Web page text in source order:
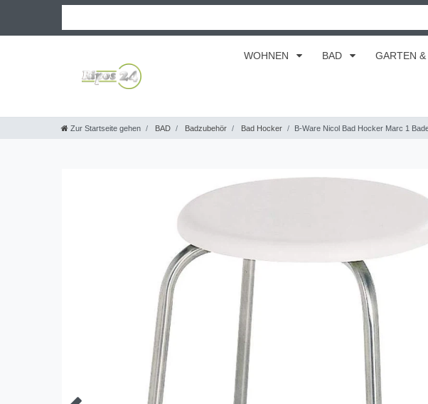
WOHNEN BAD GARTEN
Zur Startseite gehen BAD Badzubehör Bad Hocker B-Ware Nicol Bad Hocker Marc 1